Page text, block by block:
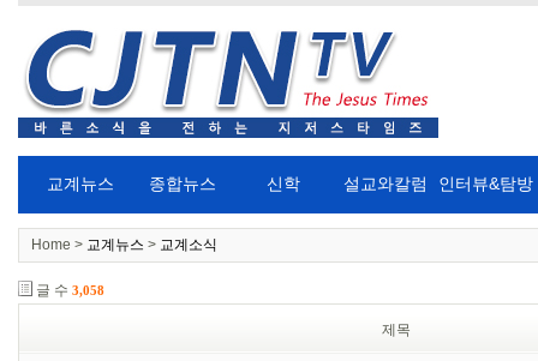
교계뉴스 종합뉴스 신학 설교와칼럼 인터뷰&탐방
Home > 교계뉴스 > 교계소식
글 수 3,058
제목